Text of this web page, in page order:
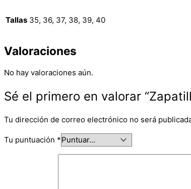
Tallas 35, 36, 37, 38, 39, 40
Valoraciones
No hay valoraciones aún.
Sé el primero en valorar
Tu dirección de correo electrónico no será
Tu puntuación *